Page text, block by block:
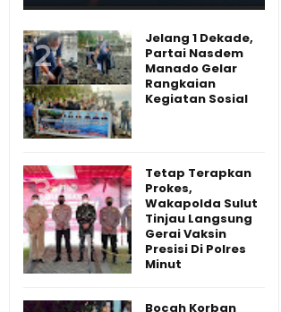
Jelang 1 Dekade,
Partai Nasdem
Manado Gelar
Rangkaian
Kegiatan Sosial
Tetap Terapkan
Prokes,
Wakapolda Sulut
Tinjau Langsung
Gerai Vaksin
Presisi Di Polres
Minut
Bocah Korban